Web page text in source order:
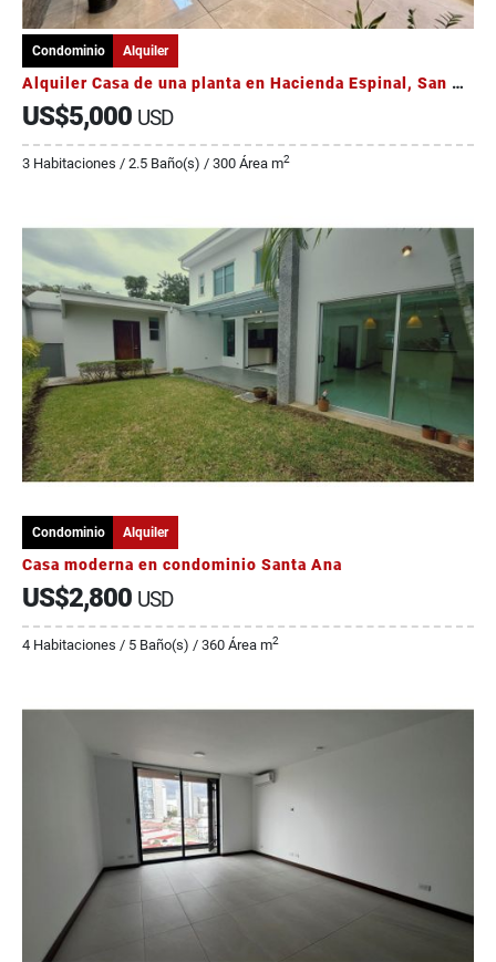
Condominio Alquiler
Alquiler Casa de una planta en Hacienda Espinal, San Rafael, Alajuela
US$5,000 USD
3 Habitaciones / 2.5 Baño(s) / 300 Área m2
Condominio Alquiler
Casa moderna en condominio Santa Ana
US$2,800 USD
4 Habitaciones / 5 Baño(s) / 360 Área m2